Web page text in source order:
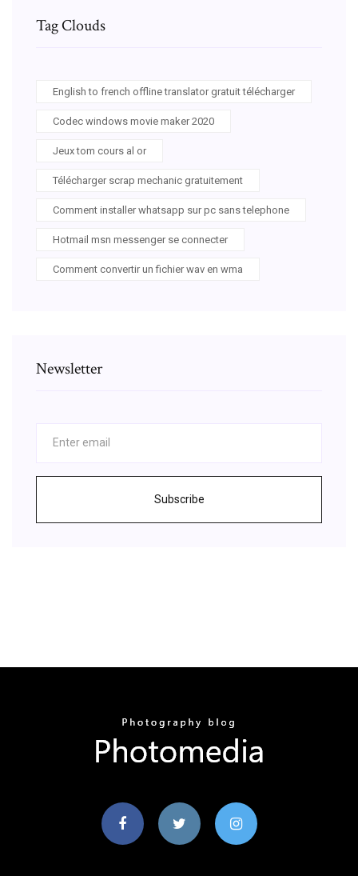
Tag Clouds
English to french offline translator gratuit télécharger
Codec windows movie maker 2020
Jeux tom cours al or
Télécharger scrap mechanic gratuitement
Comment installer whatsapp sur pc sans telephone
Hotmail msn messenger se connecter
Comment convertir un fichier wav en wma
Newsletter
Subscribe